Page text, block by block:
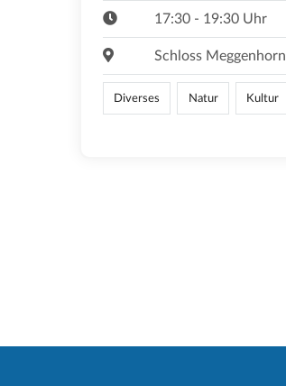
17:30 - 19:30 Uhr
Schloss Meggenhorn
Diverses Natur Kultur